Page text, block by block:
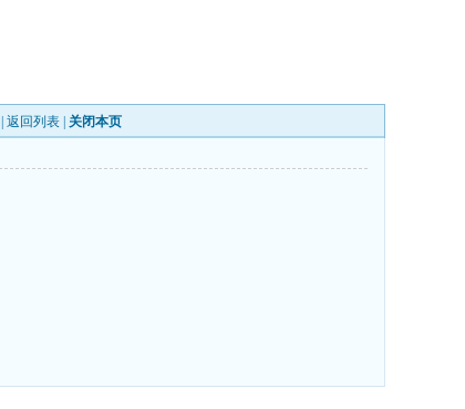
返回列表 关闭本页